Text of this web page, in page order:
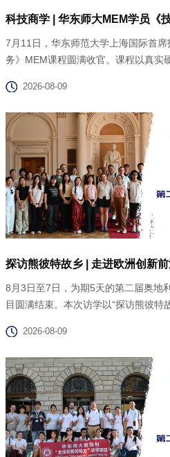
科技商学 | 华东师大MEM学员《
7月11日，华东师范大学上海国际首
务》MEM课程圆满收官。课程以真实
2026-08-09
探访熊彼特故乡 | 走进欧洲创新
8月3日至7日，为期5天的第二届奥地
目圆满结束。本次访学以“探访熊彼特
2026-08-09